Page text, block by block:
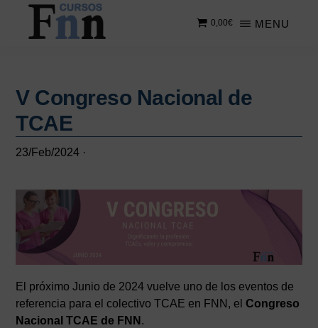
Saltar
contenido
Saltar
principal
online
MENU
0,00€
V Congreso Nacional de
TCAE
23/Feb/2024 ·
El próximo Junio de 2024 vuelve uno de los eventos de
referencia para el colectivo TCAE en FNN, elCongreso
Nacional TCAE de FNN .